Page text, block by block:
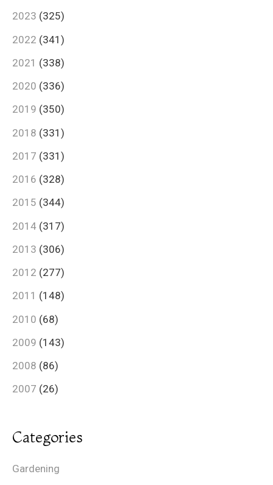
2023 (325)
2022 (341)
2021 (338)
2020 (336)
2019 (350)
2018 (331)
2017 (331)
2016 (328)
2015 (344)
2014 (317)
2013 (306)
2012 (277)
2011 (148)
2010 (68)
2009 (143)
2008 (86)
2007 (26)
Categories
Gardening